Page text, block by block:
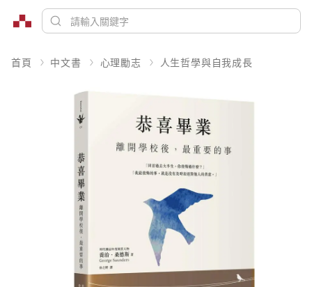
首頁 中文書 心理勵志 人生哲學與自我成長